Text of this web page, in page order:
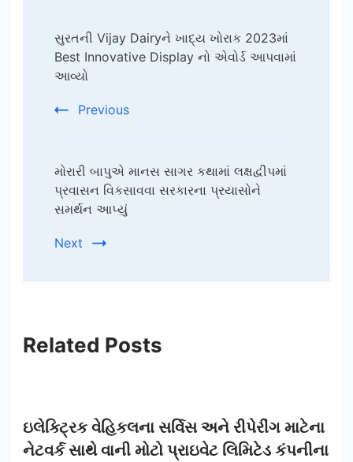
Navigation
સુરતની Vijay Dairyને ખાદ્ય ખોરાક 2023માં
Best Innovative Display નો એવોર્ડ આપવામાં
આવ્યો
Previous
મોરારી બાપુએ માનસ સાગર કથામાં લક્ષદ્વીપમાં
પ્રવાસન વિકસાવવા સરકારના પ્રયાસોને
સમર્થન આપ્યું
Next
Related Posts
ઇલેક્ટ્રિક વેહિકલના સર્વિસ અને રીપેરીંગ માટેના
નેટવર્ક સાથે વાની મોટો પ્રાઇવેટ લિમિટેડ કંપનીના